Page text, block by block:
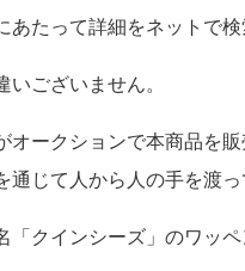
あたって詳細をネットで検
いございません。
オークションで本商品を販
通じて人から人の手を渡
「クインシーズ」のワッペ